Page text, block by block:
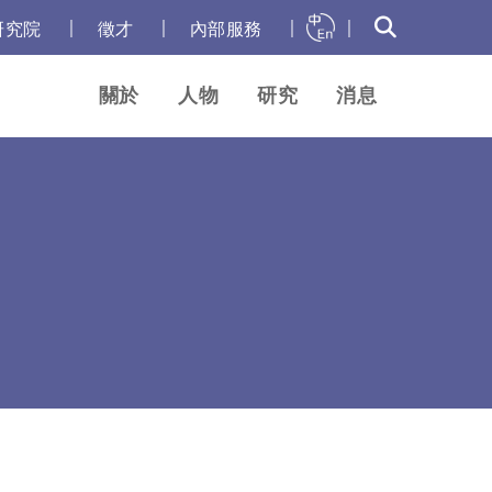
究院 徵才 內部服務
關於 人物 研究 消息